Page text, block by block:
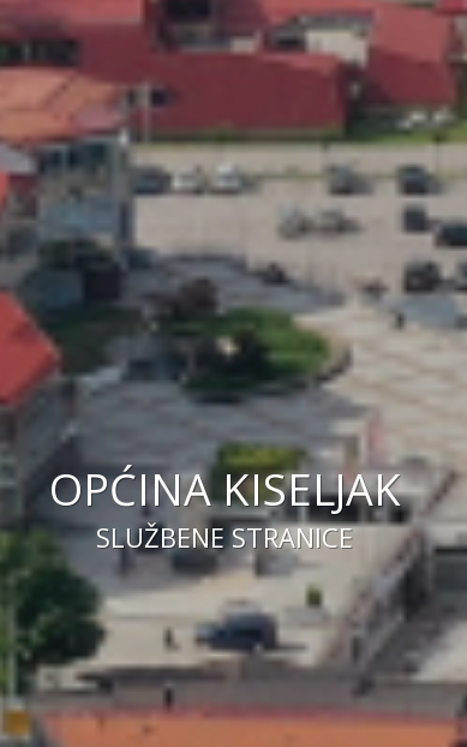
OPĆINA KISELJAK
SLUŽBENE STRANICE